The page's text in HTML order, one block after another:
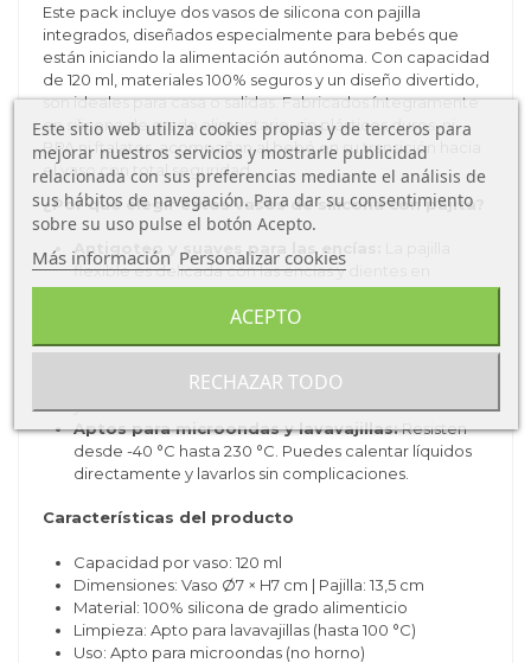
Este pack incluye dos vasos de silicona con pajilla
integrados, diseñados especialmente para bebés que
están iniciando la alimentación autónoma. Con capacidad
de 120 ml, materiales 100% seguros y un diseño divertido,
son ideales para casa o salidas. Fabricados íntegramente
en silicona de grado alimentario, sin plásticos duros, ni
BPA ni ftalatos, acompañan al bebé en su transición hacia
el vaso con total seguridad.
¿Por qué elegir estos vasos de silicona con pajita?
Antigoteo y suaves para las encías:
flexible es delicada con las encías y dientes en
formación. Gracias a su ajuste en la tapa, el vaso no
gotea incluso si se vuelca.
pequeñas. Fomentan la autonomía, la coordinación
y el hábito de hidratación.
Aptos para microondas y lavavajillas:Resisten
desde -40 °C hasta 230 °C. Puedes calentar líquidos
directamente y lavarlos sin complicaciones.
Características del producto
Capacidad por vaso: 120 ml
Dimensiones: Vaso Ø7 × H7 cm | Pajilla: 13,5 cm
Material: 100% silicona de grado alimenticio
Limpieza: Apto para lavavajillas (hasta 100 °C)
Uso: Apto para microondas (no horno)
Este sitio web utiliza cookies propias y de terceros para
mejorar nuestros servicios y mostrarle publicidad
relacionada con sus preferencias mediante el análisis de
sus hábitos de navegación. Para dar su consentimiento
sobre su uso pulse el botón Acepto.
Más información Personalizar cookies
RECHAZAR TODO
ACEPTO